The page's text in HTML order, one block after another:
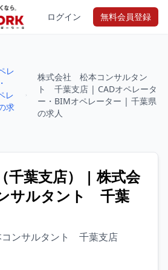
ログイン 無料会員登録
レ
レ
求
株式会社 松本コンサルタン
ト 千葉支店 | CADオペレータ
ー・BIMオペレーター | 千葉県
の求人
千葉支店） | 株式会
サルタント 千葉
ンサルタント 千葉支店